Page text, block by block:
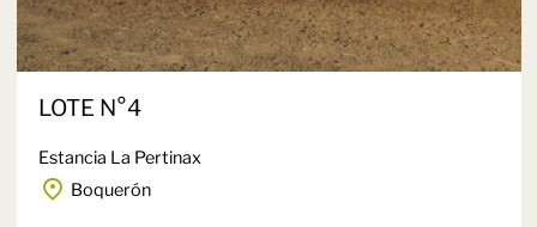
LOTE N°4
Estancia La Pertinax
Boquerón